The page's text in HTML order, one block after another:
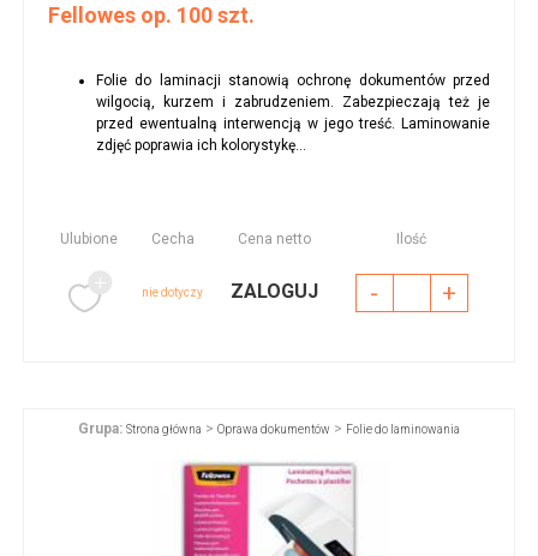
Fellowes op. 100 szt.
Folie do laminacji stanowią ochronę dokumentów przed
wilgocią, kurzem i zabrudzeniem. Zabezpieczają też je
przed ewentualną interwencją w jego treść. Laminowanie
zdjęć poprawia ich kolorystykę...
Ulubione Cecha Cena netto Ilość
nie dotyczy ZALOGUJ - +
Grupa: Strona główna > Oprawa dokumentów > Folie do laminowania